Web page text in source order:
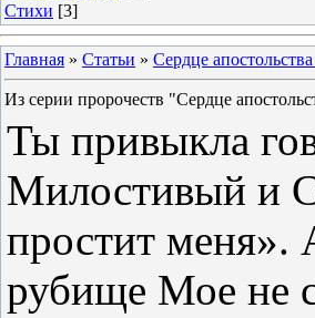
Стихи [3]
Главная » Статьи » Сердце
Из серии пророчеств "Сердце
Ты привыкла
Милостивый и
простит меня».
рубище Мое не